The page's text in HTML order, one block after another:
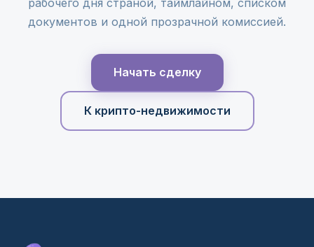
документов и одной прозрачной комиссией.
Начать сделку
К крипто-недвижимости